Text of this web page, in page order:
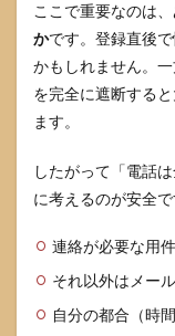
ここで重要なのは、
かです。登録直後
かもしれません。
を完全に遮断する
ます。
したがって「電話
に考えるのが安全で
連絡が必要な用
それ以外はメー
自分の都合（時